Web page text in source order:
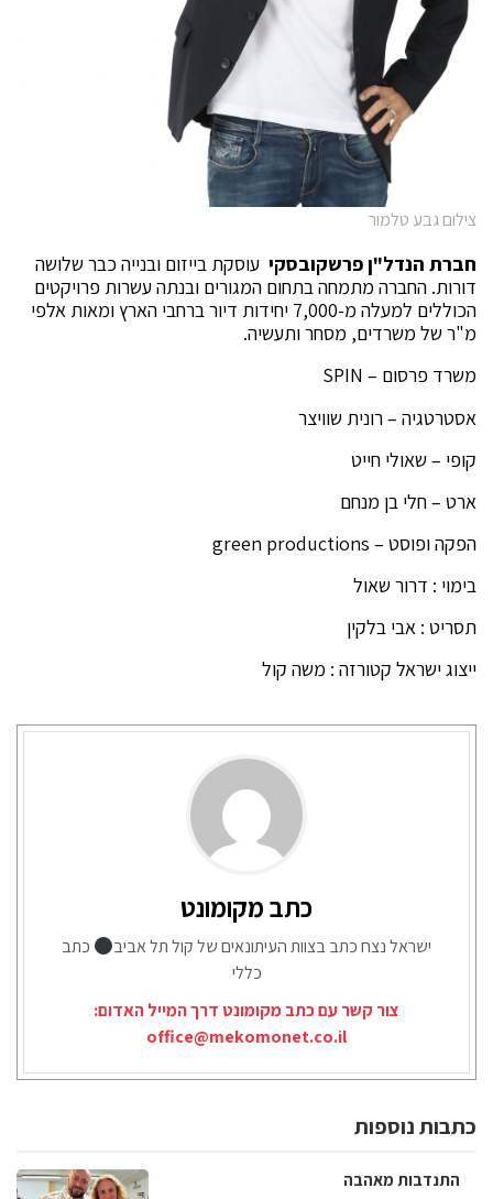
צילום גבע טלמור
חברת הנדל"ן פרשקובסקי עוסקת בייזום ובנייה כבר שלושה
דורות. החברה מתמחה בתחום המגורים ובנתה עשרות פרויקטים
הכוללים למעלה מ-7,000 יחידות דיור ברחבי הארץ ומאות אלפי
מ"ר של משרדים, מסחר ותעשיה.
משרד פרסום – SPIN
אסטרטגיה – רונית שוויצר
קופי – שאולי חייט
ארט – חלי בן מנחם
הפקה ופוסט – green productions
בימוי : דרור שאול
תסריט : אבי בלקין
ייצוג ישראל קטורזה : משה קול
כתב מקומונט
ישראל נצח כתב בצוות העיתונאים של קול תל אביב
כתב
כללי
צור קשר עם כתב מקומונט דרך המייל האדום:
office@mekomonet.co.il
כתבות נוספות
התנדבות מאהבה